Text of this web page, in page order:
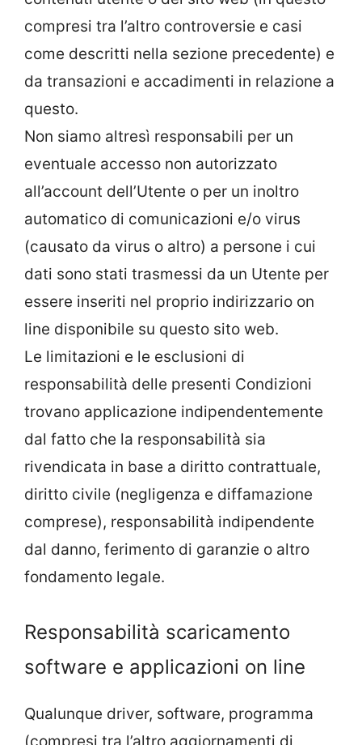
compresi tra l’altro controversie e casi
come descritti nella sezione precedente) e
da transazioni e accadimenti in relazione a
questo.
Non siamo altresì responsabili per un
eventuale accesso non autorizzato
all’account dell’Utente o per un inoltro
automatico di comunicazioni e/o virus
(causato da virus o altro) a persone i cui
dati sono stati trasmessi da un Utente per
essere inseriti nel proprio indirizzario on
line disponibile su questo sito web.
Le limitazioni e le esclusioni di
responsabilità delle presenti Condizioni
trovano applicazione indipendentemente
dal fatto che la responsabilità sia
rivendicata in base a diritto contrattuale,
diritto civile (negligenza e diffamazione
comprese), responsabilità indipendente
dal danno, ferimento di garanzie o altro
fondamento legale.
Responsabilità scaricamento
software e applicazioni on line
Qualunque driver, software, programma
(compresi tra l’altro aggiornamenti di